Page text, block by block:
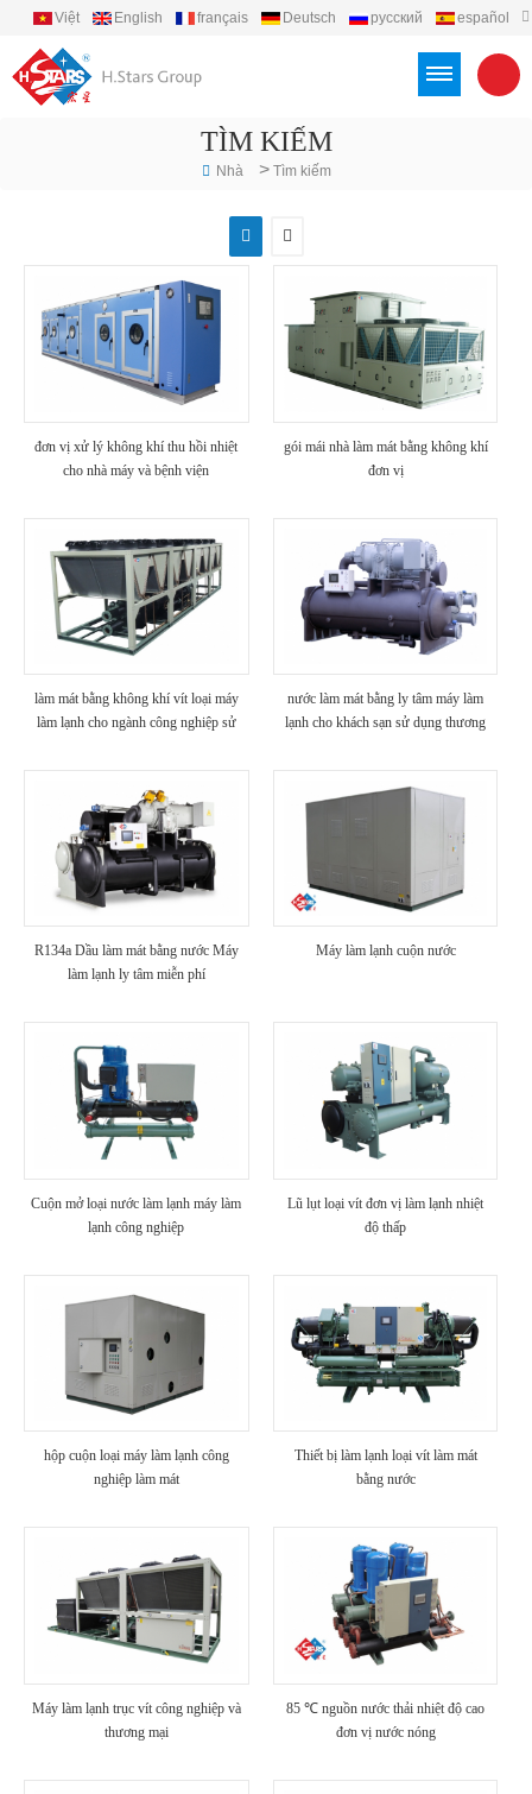
Việt English français Deutsch русский
español
TÌM KIẾM
Nhà > Tìm kiếm
đơn vị xử lý không khí thu hồi nhiệt
cho nhà máy và bệnh viện
gói mái nhà làm mát bằng không khí
đơn vị
làm mát bằng không khí vít loại máy
làm lạnh cho ngành công nghiệp sử
nước làm mát bằng ly tâm máy làm
lạnh cho khách sạn sử dụng thương
R134a Dầu làm mát bằng nước Máy
làm lạnh ly tâm miễn phí
Máy làm lạnh cuộn nước
Cuộn mở loại nước làm lạnh máy làm
lạnh công nghiệp
Lũ lụt loại vít đơn vị làm lạnh nhiệt
độ thấp
hộp cuộn loại máy làm lạnh công
nghiệp làm mát
Thiết bị làm lạnh loại vít làm mát
bằng nước
Máy làm lạnh trục vít công nghiệp và
thương mại
85 ℃ nguồn nước thải nhiệt độ cao
đơn vị nước nóng